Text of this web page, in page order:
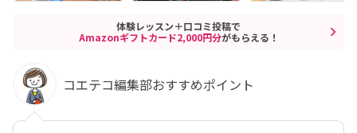
体験レッスン＋口コミ投稿で
Amazonギフトカード2,000円分がもらえる！
コエテコ編集部おすすめポイント